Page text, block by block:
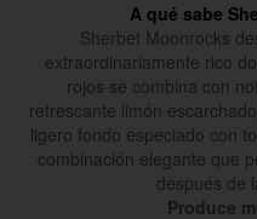
A qué sabe
Sherbet Moonrocks
extraordinariamente rico
rojos se combina con
refrescante limón
ligero fondo especiado con
combinación elegante que
después de
Produce